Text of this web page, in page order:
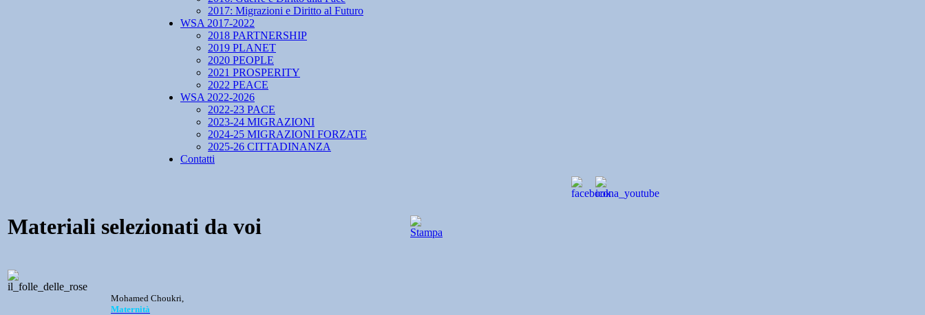
2017: Migrazioni e Diritto al Futuro
WSA 2017-2022
2018 PARTNERSHIP
2019 PLANET
2020 PEOPLE
2021 PROSPERITY
2022 PEACE
WSA 2022-2026
2022-23 PACE
2023-24 MIGRAZIONI
2024-25 MIGRAZIONI FORZATE
2025-26 CITTADINANZA
Contatti
Materiali selezionati da voi
Mohamed Choukri,
Maternità